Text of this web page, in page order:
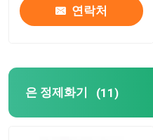
백금 용융로연락처
은 정제화기 (11)